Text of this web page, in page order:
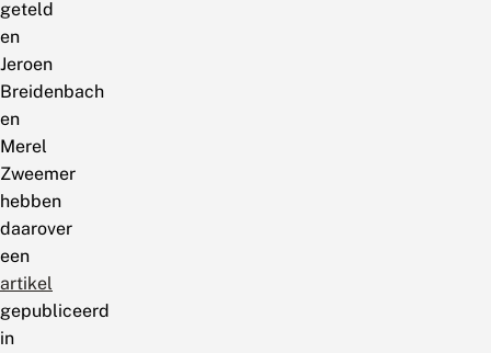
geteld
en
Jeroen
Breidenbach
en
Merel
Zweemer
hebben
daarover
een
artikel
gepubliceerd
in